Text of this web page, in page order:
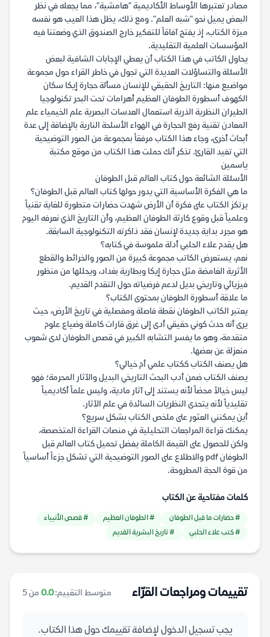
مصادر تعتبرها الأوساط الأكاديمية "هامشية"، مما يجعله في نظر
البعض يميل نحو "شبه العلم". ومع ذلك، يظل هذا العيب هو نفسه
ميزة الكتاب، إذ يفتح آفاقاً للتفكير خارج الصندوق الذي وضعتنا فيه
المؤسسات العلمية التقليدية.
يحاول الكاتب في هذا الكتاب أن يعطي الإجابات الشافية لبعض
الأسئلة والتساؤلات العديدة التي تجول في خاطر القراء حول مجموعة
مواضيع منها: التاريخ الحقيقي للإنسان مسألة حجارة إيكا سكان
الكهوف أسطورة الطوفان العظيم أهرامات تحت البحر تكنولوجيا
الطيران النظرية الذرية استعمال العدسات البصرية علم الخيمياء علم
المعادن تقنية رفع الحجارة في الهواء الأسلحة النارية بالإضافة إلى عدة
أبحاث أخرى، وجاء هذا الكتاب مرفقاً بمجموعة من الصور التوضيحية
التي تفيد القارئ. تذكر أنك حملت هذا الكتاب من موقع مكتبة
ياسمين
الأسئلة الشائعة حول كتاب العالم قبل الطوفان
ما هي الفكرة الأساسية التي يدور حولها كتاب العالم قبل الطوفان؟
يرتكز الكتاب على فكرة أن الأرض شهدت حضارات متطورة للغاية تقنياً
وعلمياً قبل وقوع كارثة الطوفان العظيم، وأن التاريخ الذي نعرفه اليوم
هو مجرد بداية جديدة لإنسان فقد ذاكرته التكنولوجية السابقة.
هل يقدم علاء الحلبي أدلة ملموسة في كتابه؟
نعم، يستعرض الكاتب مجموعة كبيرة من الصور والخرائط والقطع
الأثرية الغامضة مثل حجارة إيكا وبطارية بغداد، ويحللها من منظور
فيزيائي وتاريخي بديل لدعم فرضياته حول التقدم القديم.
ما علاقة أسطورة الطوفان بمحتوى الكتاب؟
يعتبر الكاتب الطوفان نقطة فاصلة ومفصلية في تاريخ الأرض، حيث
يرى أنه حدث كوني حقيقي أدى إلى غرق قارات كاملة وضياع علوم
متقدمة، وهو ما يفسر التشابه الكبير في قصص الطوفان لدى شعوب
منعزلة عن بعضها.
هل يصنف الكتاب ككتاب علمي أم خيالي؟
يصنف الكتاب ضمن أدب البحث التاريخي البديل والآثار المحرمة؛ فهو
ليس خيالاً محضاً لأنه يستند إلى آثار مادية، وليس علماً أكاديمياً
تقليدياً لأنه يتحدى النظريات السائدة في علم الآثار.
أين يمكنني العثور على ملخص الكتاب بشكل سريع؟
يمكنك قراءة المراجعات التحليلية في منصات القراءة المتخصصة،
ولكن للحصول على القيمة الكاملة يفضل تحميل كتاب العالم قبل
الطوفان pdf والاطلاع على الصور التوضيحية التي تشكل جزءاً أساسياً
من قوة الحجة المطروحة.
كلمات مفتاحية عن الكتاب
# حضارات ما قبل الطوفان # الطوفان العظيم
# قصص الأنبياء
# كتب علاء الحلبي
# تاريخ البشرية القديم
تقييمات ومراجعات القرّاء متوسط التقييم:0.0 من 5
يجب تسجيل الدخول لإضافة تقييمك حول هذا الكتاب.